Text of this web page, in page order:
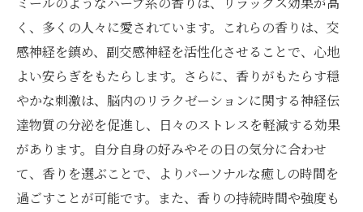
ハーブの香りがもたらす安心感
疲れた心を癒すハーブの選び方
心のバランスを取り戻す香り
疲れた体を癒すミネラル豊富な入浴剤の選び方
ミネラルの種類とその効果
身体を芯から温める成分
疲労回復を助ける入浴方法
く、多くの人々に愛されています。これらの香りは、交
感神経を鎮め、副交感神経を活性化させることで、心地
よい安らぎをもたらします。さらに、香りがもたらす穏
やかな刺激は、脳内のリラクゼーションに関する神経伝
達物質の分泌を促進し、日々のストレスを軽減する効果
があります。自分自身の好みやその日の気分に合わせ
て、香りを選ぶことで、よりパーソナルな癒しの時間を
過ごすことが可能です。また、香りの持続時間や強度も